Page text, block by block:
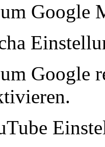
Google
Google